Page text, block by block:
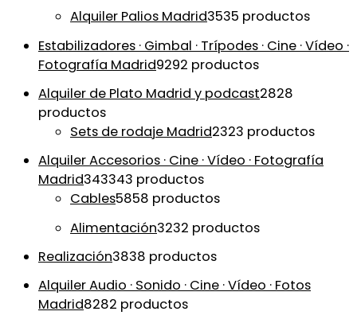
Alquiler Palios Madrid3535 productos
Estabilizadores · Gimbal · Trípodes · Cine · Vídeo ·
Fotografía Madrid9292 productos
Alquiler de Plato Madrid y podcast2828
productos
Sets de rodaje Madrid2323 productos
Alquiler Accesorios · Cine · Vídeo · Fotografía
Madrid343343 productos
Cables5858 productos
Alimentación3232 productos
Realización3838 productos
Alquiler Audio · Sonido · Cine · Vídeo · Fotos
Madrid8282 productos